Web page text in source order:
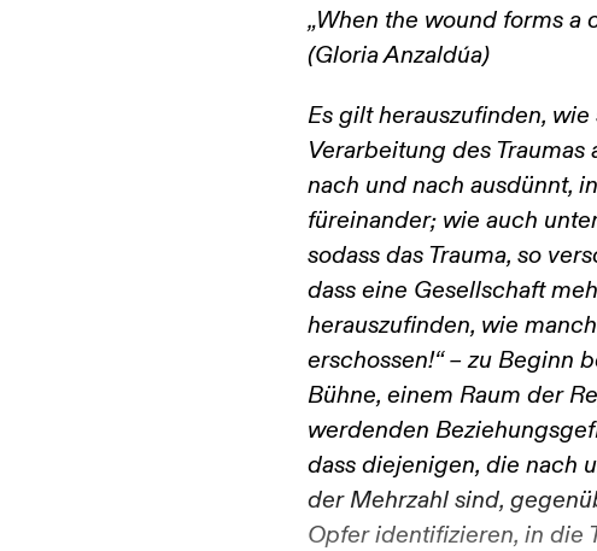
„When the wound forms
(Gloria Anzaldúa)
Es gilt herauszufinden,
Verarbeitung des
nach und nach ausdünnt,
füreinander; wie auch
sodass das Trauma, so
dass eine Gesellschaft
herauszufinden, wie
erschossen!“ – zu Beginn
Bühne, einem Raum der
werdenden
dass diejenigen, die nach
der Mehrzahl sind,
Opfer identifizieren, in die